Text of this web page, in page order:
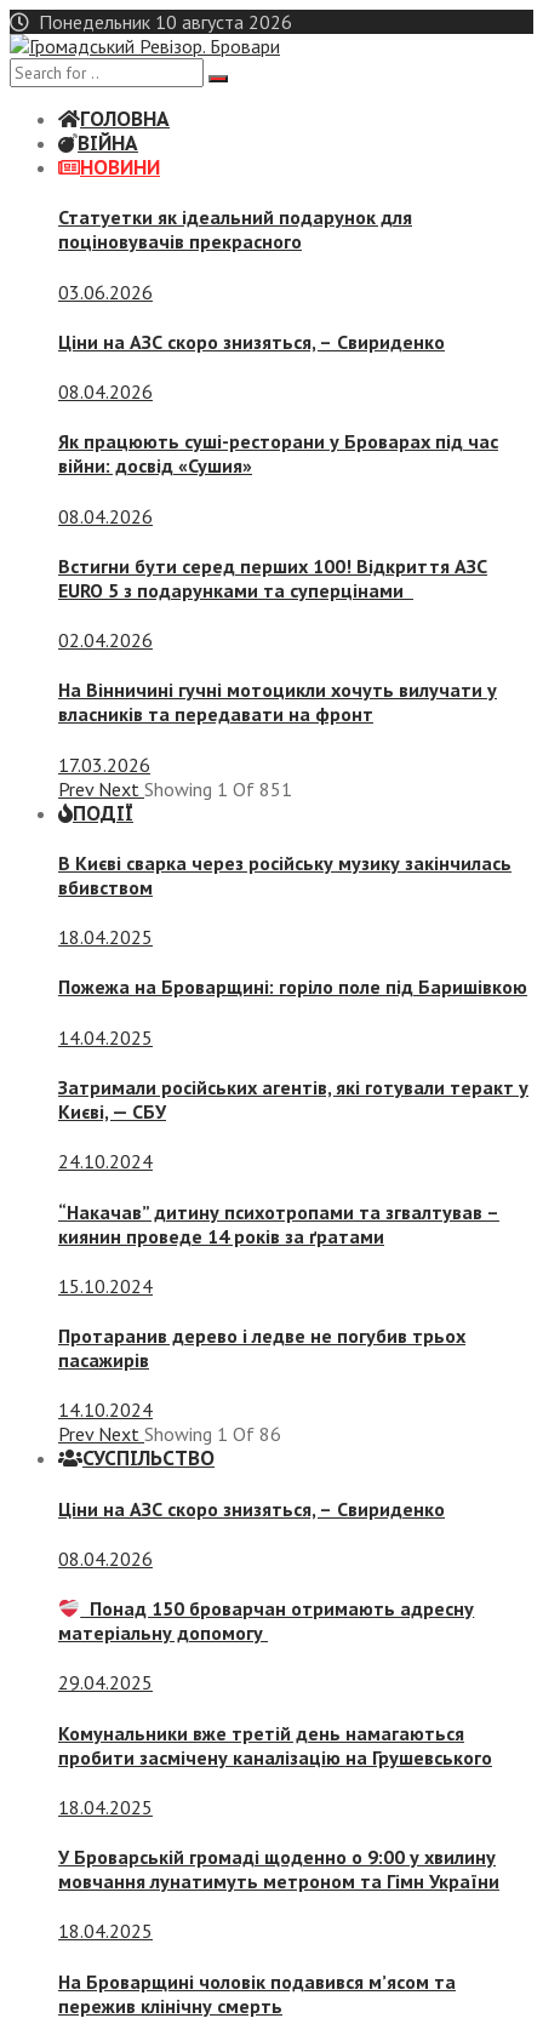
Skip
to
content
Понедельник 10 августа 2026
ГОЛОВНА
ВІЙНА
НОВИНИ
Статуетки як ідеальний подарунок для
поціновувачів прекрасного
03.06.2026
Ціни на АЗС скоро знизяться, – Свириденко
08.04.2026
Як працюють суші-ресторани у Броварах під час
війни: досвід «Сушия»
08.04.2026
Встигни бути серед перших 100! Відкриття АЗС
EURO 5 з подарунками та суперцінами
02.04.2026
На Вінничині гучні мотоцикли хочуть вилучати у
власників та передавати на фронт
17.03.2026
Prev Next Showing 1 Of 851
ПОДІЇ
В Києві сварка через російську музику закінчилась
вбивством
18.04.2025
Пожежа на Броварщині: горіло поле під Баришівкою
14.04.2025
Затримали російських агентів, які готували теракт у
Києві, — СБУ
24.10.2024
“Накачав” дитину психотропами та згвалтував –
киянин проведе 14 років за ґратами
15.10.2024
Протаранив дерево і ледве не погубив трьох
пасажирів
14.10.2024
Prev Next Showing 1 Of 86
СУСПIЛЬСТВО
Ціни на АЗС скоро знизяться, – Свириденко
08.04.2026
Понад 150 броварчан отримають адресну
матеріальну допомогу
29.04.2025
Комунальники вже третій день намагаються
пробити засмічену каналізацію на Грушевського
18.04.2025
У Броварській громаді щоденно о 9:00 у хвилину
мовчання лунатимуть метроном та Гімн України
18.04.2025
На Броварщині чоловік подавився м’ясом та
пережив клінічну смерть